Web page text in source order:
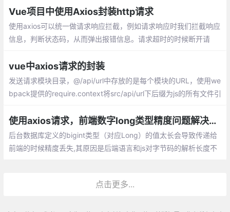
Vue项目中使用Axios封装http请求
使用axios可以统一做请求响应拦截，例如请求响应时我们拦截响应
信息，判断状态码，从而弹出报错信息。请求超时的时候断开请
vue中axios请求的封装
发送请求模块目录，@/api/url中存放的是每个模块的URL，使用we
bpack提供的require.context将src/api/url下后缀为js的所有文件引
的对象如下:
使用axios请求，前端数字long类型精度问题解决方法
后台数据库定义的bigint类型（对应Long）的值太长会导致传递给
前端的时候精度丢失,其原因是后端语言和js对字节码的解析长度不
点击更多...